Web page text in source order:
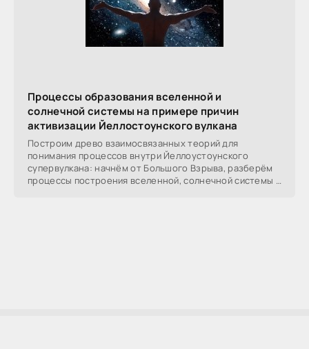
Процессы образования вселенной и
солнечной системы на примере причин
активизации Йеллостоунского вулкана
Построим древо взаимосвязанных теорий для
понимания процессов внутри Йеллоустоунского
супервулкана: начнём от Большого Взрыва, разберём
процессы построения вселенной, солнечной системы в